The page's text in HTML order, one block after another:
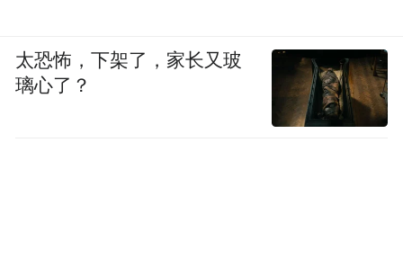
太恐怖，下架了，家长又玻
璃心了？